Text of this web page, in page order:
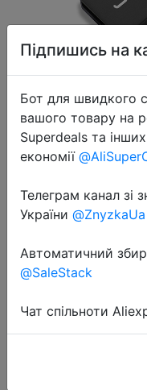
2025-08-25
New Free
High Speed
Memory Stick
Keychain
Підпишись на
Бот для швидкого
вашого товару на
Superdeals та інших
економії
Телеграм канал зі
України @ZnyzkaUa
Автоматичний
@SaleStack
Чат спільноти